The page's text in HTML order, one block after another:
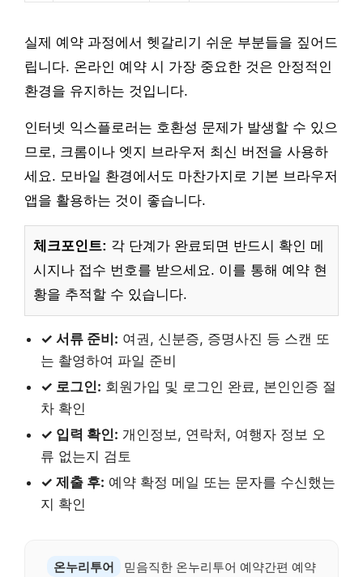
실제 예약 과정에서 헷갈리기 쉬운 부분들을 짚어드
립니다. 온라인 예약 시 가장 중요한 것은 안정적인
환경을 유지하는 것입니다.
인터넷 익스플로러는 호환성 문제가 발생할 수 있으
므로, 크롬이나 엣지 브라우저 최신 버전을 사용하
세요. 모바일 환경에서도 마찬가지로 기본 브라우저
앱을 활용하는 것이 좋습니다.
체크포인트: 각 단계가 완료되면 반드시 확인 메
시지나 접수 번호를 받으세요. 이를 통해 예약 현
황을 추적할 수 있습니다.
✓ 서류 준비: 여권, 신분증, 증명사진 등 스캔 또
는 촬영하여 파일 준비
✓ 로그인: 회원가입 및 로그인 완료, 본인인증 절
차 확인
✓ 입력 확인: 개인정보, 연락처, 여행자 정보 오
류 없는지 검토
✓ 제출 후: 예약 확정 메일 또는 문자를 수신했는
지 확인
온누리투어
믿음직한 온누리투어 예약간편 예약